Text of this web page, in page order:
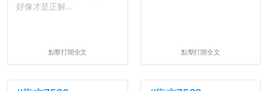
好像才是正解...
點擊打開全文 點擊打開全文